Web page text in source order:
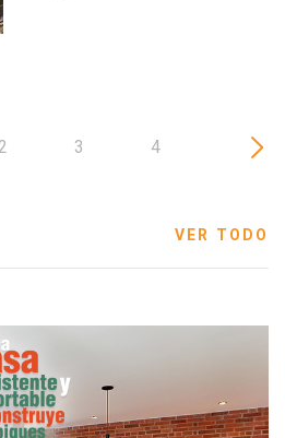
2 3 4
VER TODO